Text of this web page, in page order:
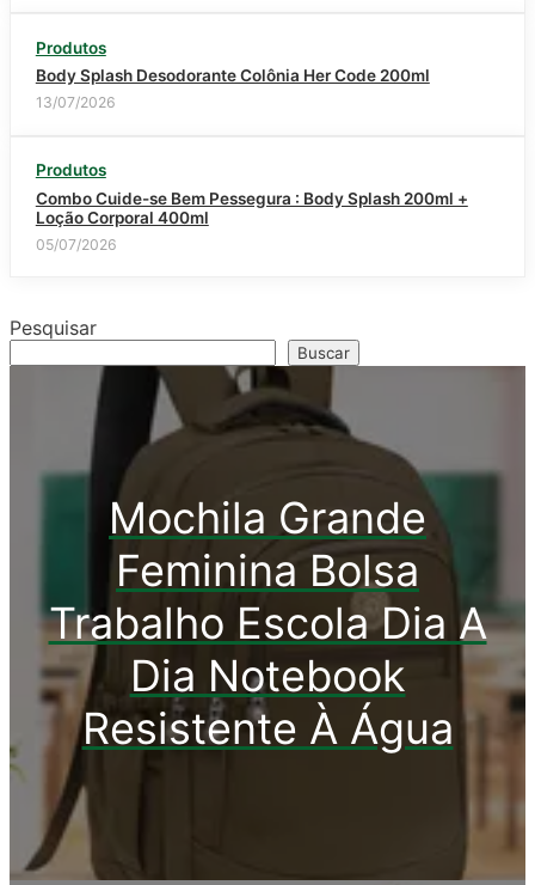
Produtos
Body Splash Desodorante Colônia Her Code 200ml
13/07/2026
Produtos
Combo Cuide-se Bem Pessegura : Body Splash 200ml +
Loção Corporal 400ml
05/07/2026
Pesquisar
Buscar
Mochila Grande
Feminina Bolsa
Trabalho Escola Dia A
Dia Notebook
Resistente À Água